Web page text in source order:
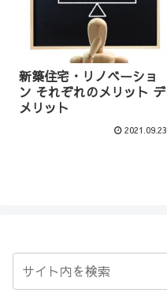
新築住宅・リノベーショ
ン それぞれのメリット デ
メリット
2021.09.23